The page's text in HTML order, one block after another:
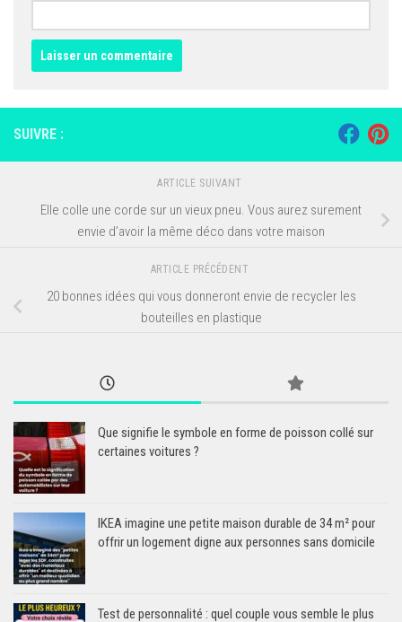
SUIVRE :
ARTICLE SUIVANT
Elle colle une corde sur un vieux pneu. Vous aurez surement
envie d’avoir la même déco dans votre maison
ARTICLE PRÉCÉDENT
20 bonnes idées qui vous donneront envie de recycler les
bouteilles en plastique
Que signifie le symbole en forme de poisson collé sur
certaines voitures ?
IKEA imagine une petite maison durable de 34 m² pour
offrir un logement digne aux personnes sans domicile
Test de personnalité : quel couple vous semble le plus